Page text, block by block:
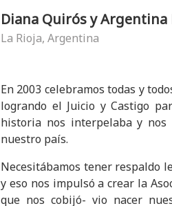
Diana Quirós y Argentina
La Rioja, Argentina
En 2003 celebramos todas y
logrando el Juicio y Castigo
historia nos interpelaba y nos
nuestro país.
Necesitábamos tener respaldo
y eso nos impulsó a crear la
que nos cobijó- vio nacer